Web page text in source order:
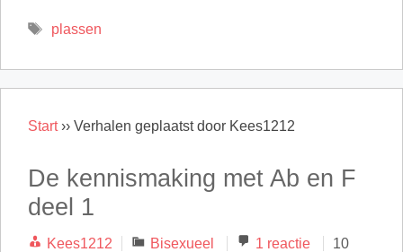
Tags
plassen
Start›› Verhalen geplaatst door Kees1212
De kennismaking met Ab en F
deel 1
Kees1212 Categorieën
Bisexueel 1 reactie
10